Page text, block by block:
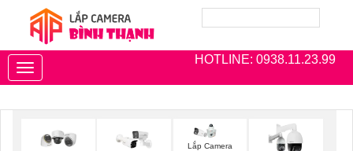
HOTLINE: 0938.11.23.99
Toggle
navigation
Lắp Camera